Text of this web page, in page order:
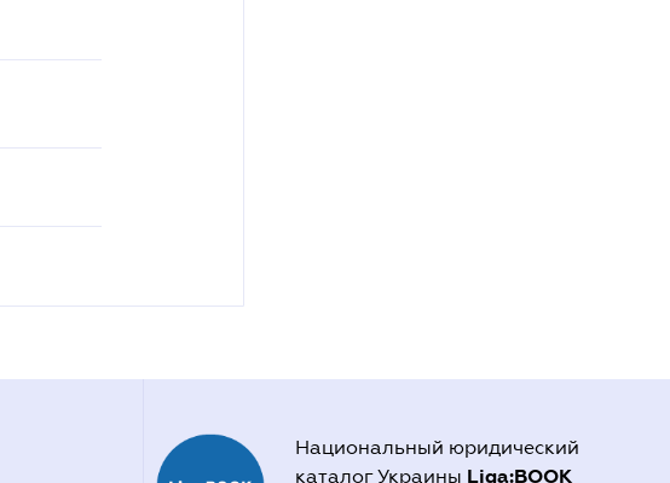
Национальный юридический
каталог Украины Liga:BOOK